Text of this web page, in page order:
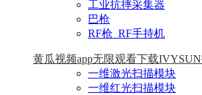
工业抗摔采集器
巴枪
RF枪_RF手持机
黄瓜视频app无限观看下载
一维激光扫描模块
一维红光扫描模块